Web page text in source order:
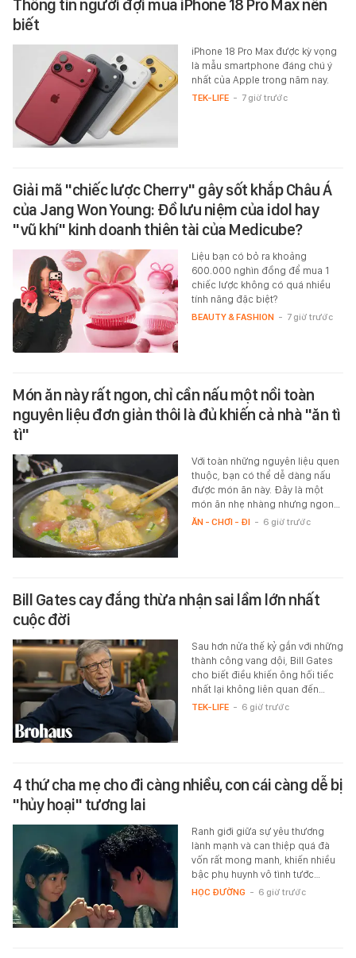
Thông tin người đợi mua iPhone 18 Pro Max nên
biết
iPhone 18 Pro Max được kỳ vọng
là mẫu smartphone đáng chú ý
nhất của Apple trong năm nay.
TEK-LIFE - 7 giờ trước
Giải mã "chiếc lược Cherry" gây sốt khắp Châu Á
của Jang Won Young: Đồ lưu niệm của idol hay
"vũ khí" kinh doanh thiên tài của Medicube?
Liệu bạn có bỏ ra khoảng
600.000 nghìn đồng để mua 1
chiếc lược không có quá nhiều
tính năng đặc biệt?
BEAUTY & FASHION - 7 giờ trước
Món ăn này rất ngon, chỉ cần nấu một nồi toàn
nguyên liệu đơn giản thôi là đủ khiến cả nhà "ăn tì
tì"
Với toàn những nguyên liệu quen
thuộc, bạn có thể dễ dàng nấu
được món ăn này. Đây là một
món ăn nhẹ nhàng nhưng ngon…
ĂN - CHƠI - ĐI - 6 giờ trước
Bill Gates cay đắng thừa nhận sai lầm lớn nhất
cuộc đời
Sau hơn nửa thế kỷ gắn với những
thành công vang dội, Bill Gates
cho biết điều khiến ông hối tiếc
nhất lại không liên quan đến…
TEK-LIFE - 6 giờ trước
4 thứ cha mẹ cho đi càng nhiều, con cái càng dễ bị
"hủy hoại" tương lai
Ranh giới giữa sự yêu thương
lành mạnh và can thiệp quá đà
vốn rất mong manh, khiến nhiều
bậc phụ huynh vô tình tước…
HỌC ĐƯỜNG - 6 giờ trước